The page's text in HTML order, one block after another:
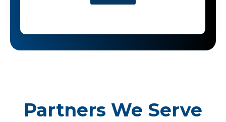
Partners We Serve